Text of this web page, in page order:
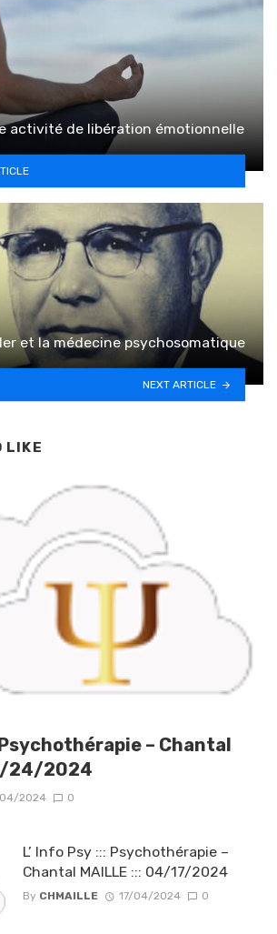
activité de libération émotionnelle
et la médecine psychosomatique
NEXT ARTICLE
LIKE
Psychothérapie – Chantal
24/2024
2024 0
L’ Info Psy ::: Psychothérapie –
Chantal MAILLE ::: 04/17/2024
By CHMAILLE 17/04/2024 0